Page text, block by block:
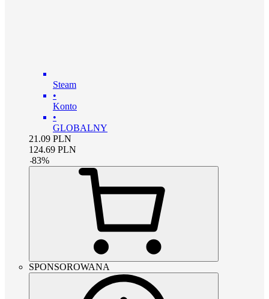
Steam
•
Konto
•
GLOBALNY
21.09 PLN
124.69 PLN
-83%
SPONSOROWANA